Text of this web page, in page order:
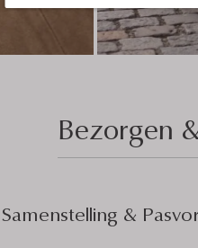
Bezorgen
Samenstelling &